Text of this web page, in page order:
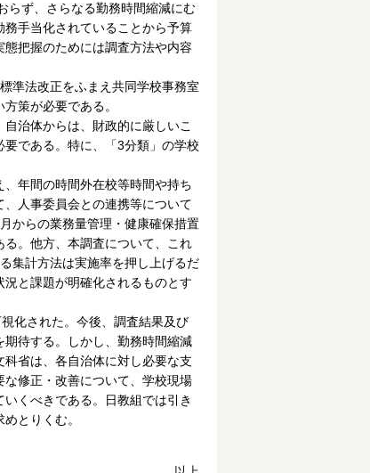
らず、さらなる勤務時間縮減にむ
手当化されていることから予算
把握のためには調査方法や内容
準法改正をふまえ共同学校事務室
策が必要である。
治体からは、財政的に厳しいこ
である。特に、「3分類」の学校
年間の時間外在校等時間や持ち
人事委員会との連携等について
からの業務量管理・健康確保措置
。他方、本調査について、これ
集計方法は実施率を押し上げるだ
と課題が明確化されるものとす
化された。今後、調査結果及び
待する。しかし、勤務時間縮減
省は、各自治体に対し必要な支
修正・改善について、学校現場
くべきである。日教組では引き
とりくむ。